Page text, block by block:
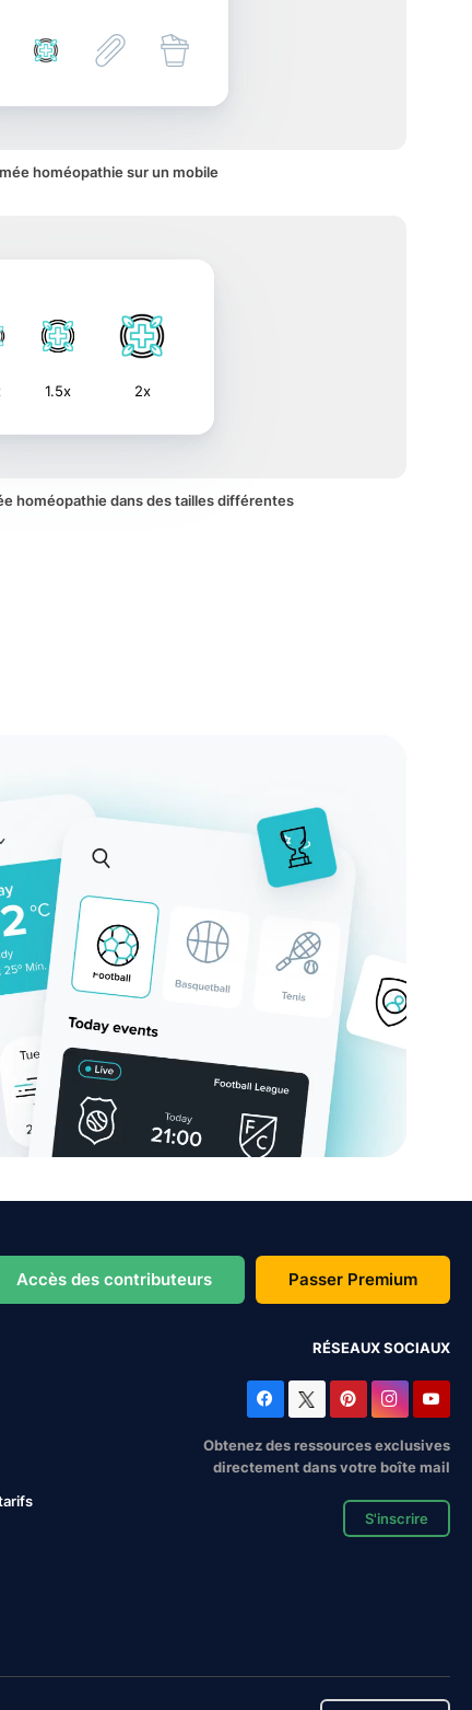
homéopathie sur un mobile
1.5x 2x
homéopathie dans des tailles différentes
Accès des contributeurs Passer Premium
RÉSEAUX SOCIAUX
Obtenez des ressources exclusives
directement dans votre boîte mail
S'inscrire